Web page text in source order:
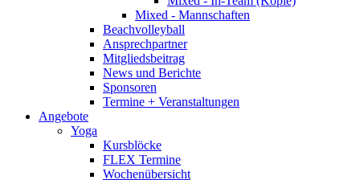
Mixed - Mannschaften
Beachvolleyball
Ansprechpartner
Mitgliedsbeitrag
News und Berichte
Sponsoren
Termine + Veranstaltungen
Angebote
Yoga
Kursblöcke
FLEX Termine
Wochenübersicht